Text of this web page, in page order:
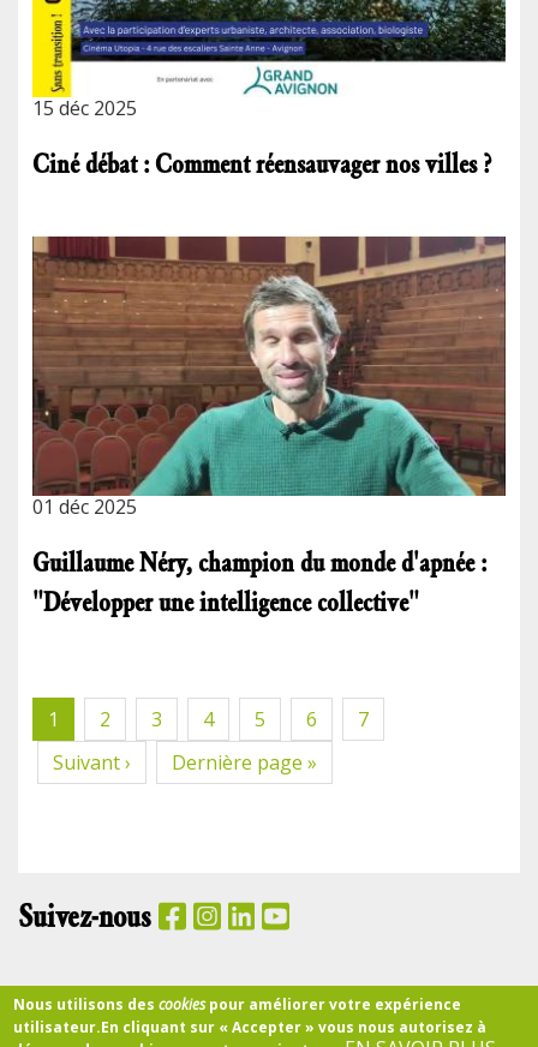
15 déc 2025
Ciné débat : Comment réensauvager nos villes ?
01 déc 2025
Guillaume Néry, champion du monde d'apnée :
"Développer une intelligence collective"
Pagination
Page
courante
1 Page
2 Page
3 Page
4 Page
5 Page
6 Page
7
Page
suivante
Suivant ›
Dernière
page
Dernière page »
Suivez-nous
PANIER
Nous utilisons descookiespour améliorer votre expérience
utilisateur.En cliquant sur « Accepter » vous nous autorisez à